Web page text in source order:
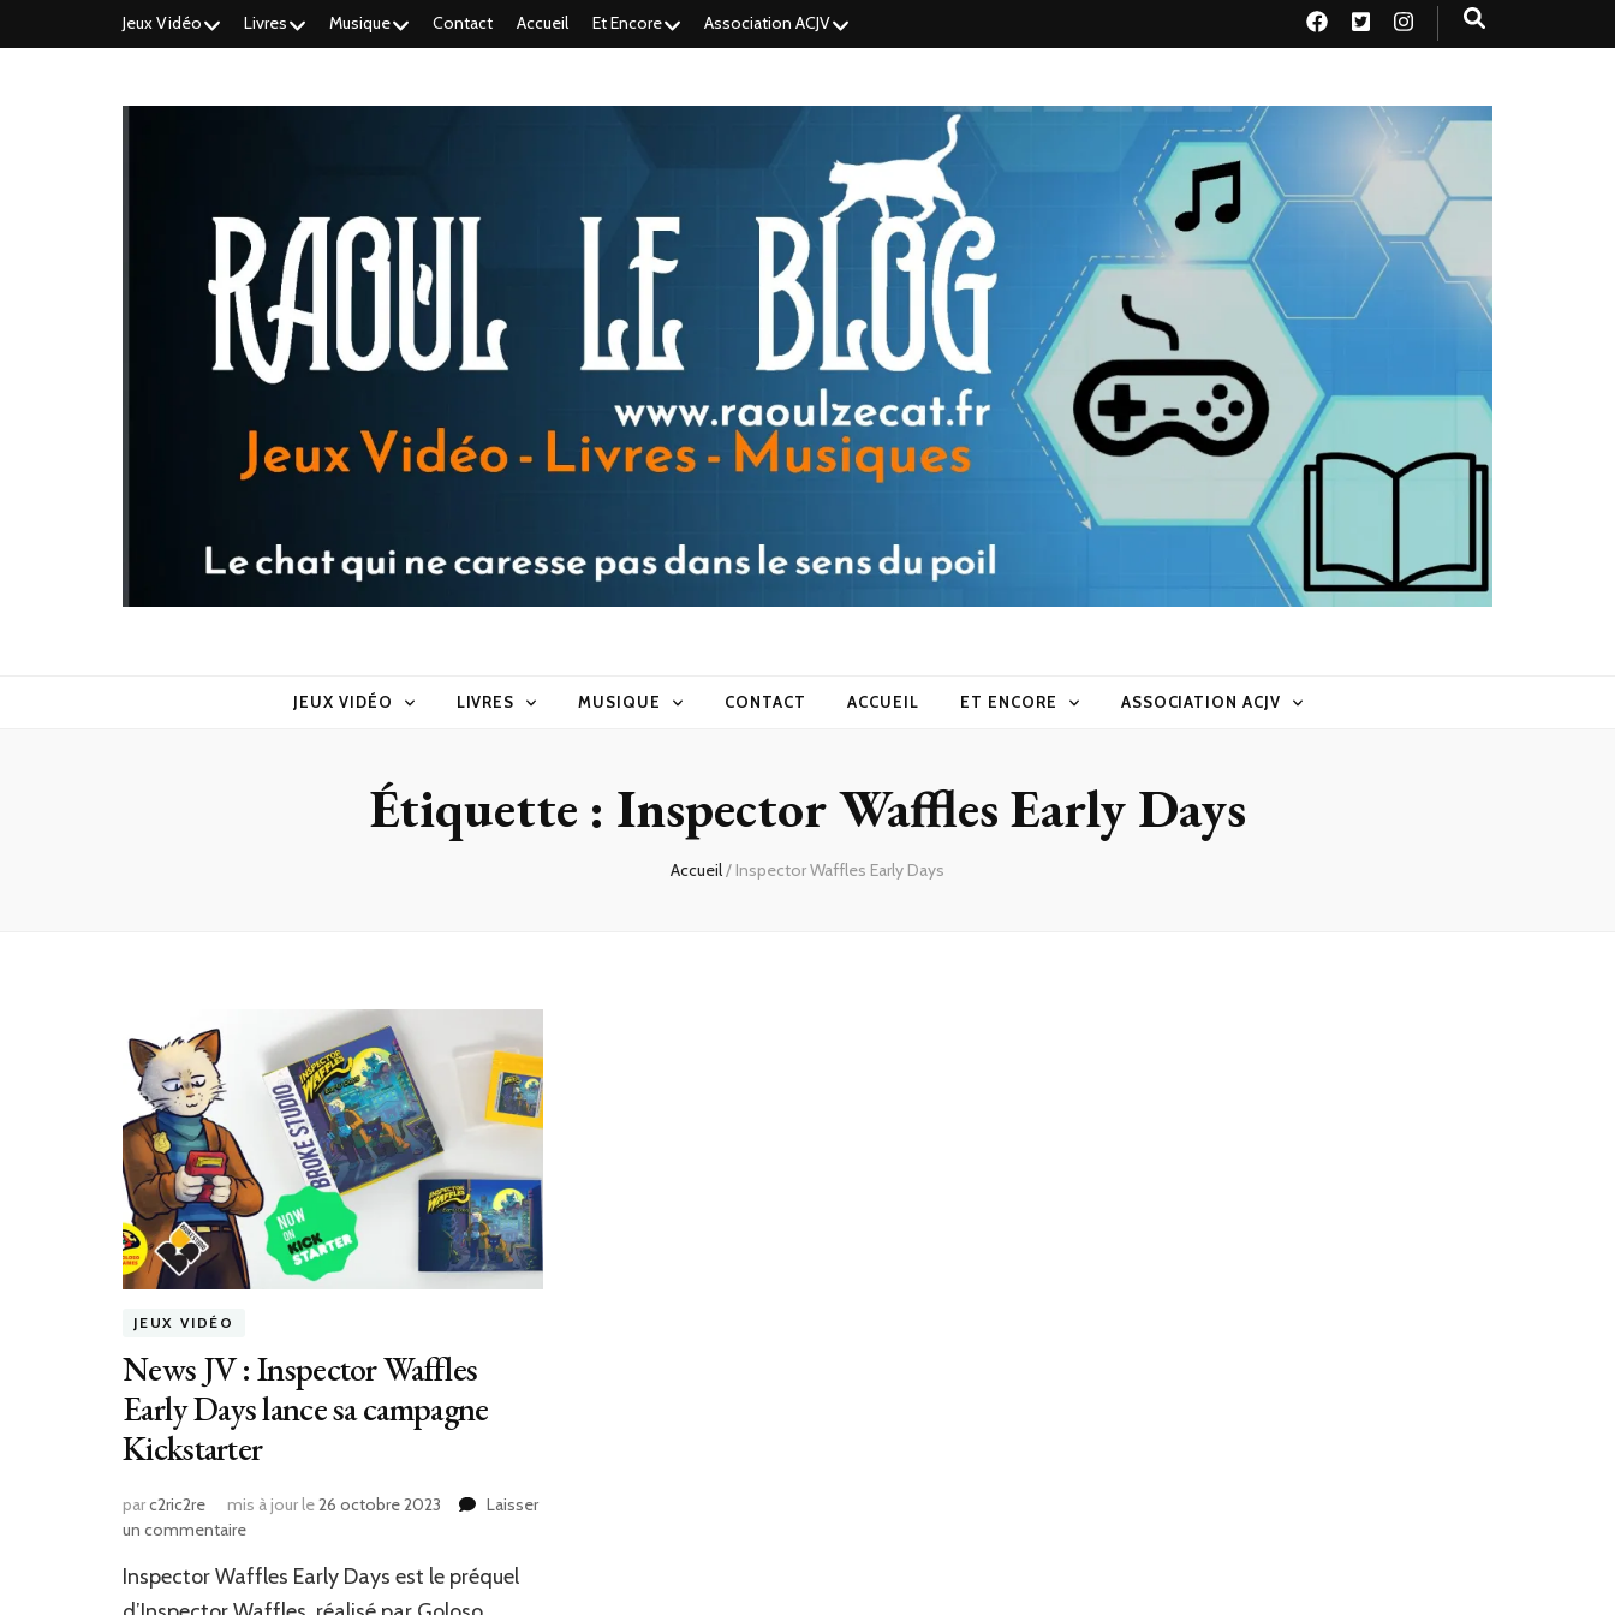
Jeux Vidéo Livres Musique Contact Accueil Et Encore Association ACJV
Raoul le blog
JEUX VIDÉO LIVRES MUSIQUE CONTACT ACCUEIL ET ENCORE ASSOCIATION ACJV
Étiquette : Inspector Waffles Early Days
Accueil/ Inspector Waffles Early Days
JEUX VIDÉO
News JV : Inspector Waffles
Early Days lance sa campagne
Kickstarter
parc2ric2re mis à jour le26 octobre 2023
Laisser
un commentairesur
JV
:
Inspector Waffles Early Days est le préquel